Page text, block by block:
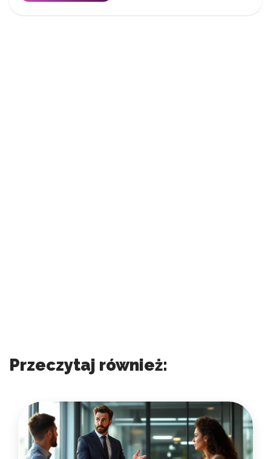
Przeczytaj również: